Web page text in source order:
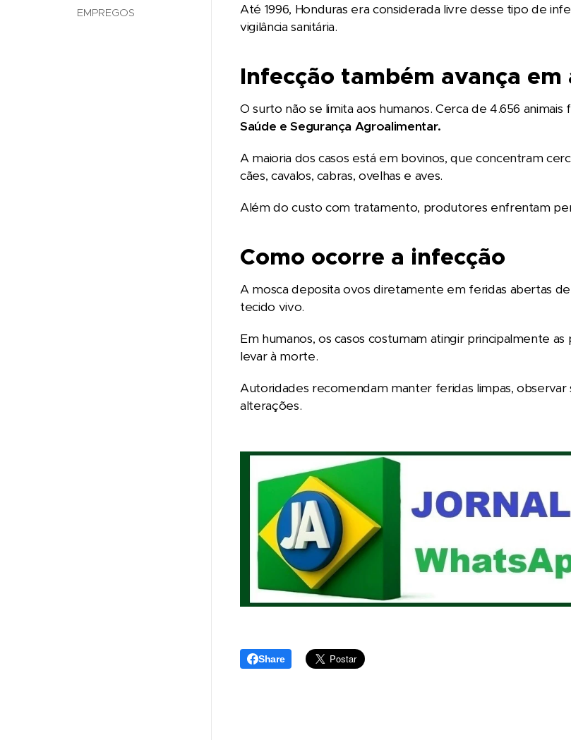
EMPREGOS
Até 1996, Honduras era considerada livre desse tipo de
vigilância sanitária.
Infecção também avança em
O surto não se limita aos humanos. Cerca de 4.656
Saúde e Segurança Agroalimentar.
A maioria dos casos está em bovinos, que concentram
cães, cavalos, cabras, ovelhas e aves.
Além do custo com tratamento, produtores enfrentam
Como ocorre a infecção
A mosca deposita ovos diretamente em feridas abertas de
tecido vivo.
Em humanos, os casos costumam atingir principalmente
levar à morte.
Autoridades recomendam manter feridas limpas,
alterações.
Share